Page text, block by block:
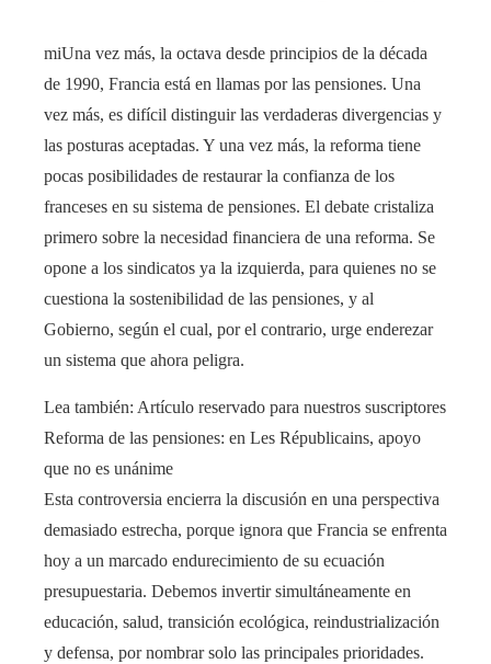
miUna vez más, la octava desde principios de la década
de 1990, Francia está en llamas por las pensiones. Una
vez más, es difícil distinguir las verdaderas divergencias y
las posturas aceptadas. Y una vez más, la reforma tiene
pocas posibilidades de restaurar la confianza de los
franceses en su sistema de pensiones. El debate cristaliza
primero sobre la necesidad financiera de una reforma. Se
opone a los sindicatos ya la izquierda, para quienes no se
cuestiona la sostenibilidad de las pensiones, y al
Gobierno, según el cual, por el contrario, urge enderezar
un sistema que ahora peligra.
Lea también: Artículo reservado para nuestros suscriptores
Reforma de las pensiones: en Les Républicains, apoyo
que no es unánime
Esta controversia encierra la discusión en una perspectiva
demasiado estrecha, porque ignora que Francia se enfrenta
hoy a un marcado endurecimiento de su ecuación
presupuestaria. Debemos invertir simultáneamente en
educación, salud, transición ecológica, reindustrialización
y defensa, por nombrar solo las principales prioridades.